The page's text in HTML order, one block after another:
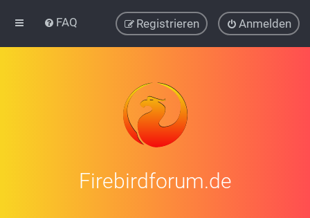
FAQ Anmelden
Registrieren
Firebirdforum.de